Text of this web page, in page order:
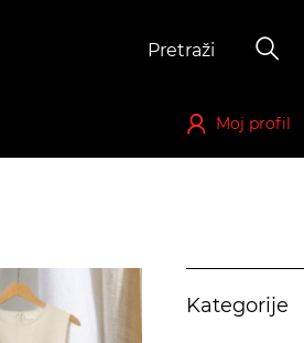
Moj profil
Kategorije